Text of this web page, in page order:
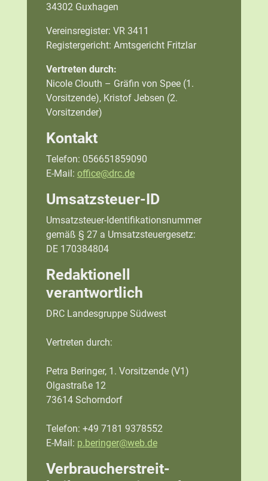
34302 Guxhagen
Vereinsregister: VR 3411
Registergericht: Amtsgericht Fritzlar
Vertreten durch:
Nicole Clouth – Gräfin von Spee (1.
Vorsitzende), Kristof Jebsen (2.
Vorsitzender)
Kontakt
Telefon: 056651859090
E-Mail: office@drc.de
Umsatzsteuer-ID
Umsatzsteuer-Identifikationsnummer
gemäß § 27 a Umsatzsteuergesetz:
DE 170384804
Redaktionell
verantwortlich
DRC Landesgruppe Südwest
Vertreten durch:
Petra Beringer, 1. Vorsitzende (V1)
Olgastraße 12
73614 Schorndorf
Telefon: +49 7181 9378552
E-Mail: p.beringer@web.de
Verbraucher­streit­